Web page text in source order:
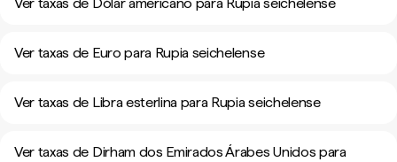
Ver taxas de Euro para Rupia seichelense
Ver taxas de Libra esterlina para Rupia seichelense
Ver taxas de Dirham dos Emirados Árabes Unidos para